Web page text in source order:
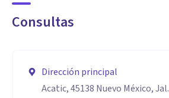
Consultas
Dirección principal
Acatic, 45138 Nuevo México, Jal.